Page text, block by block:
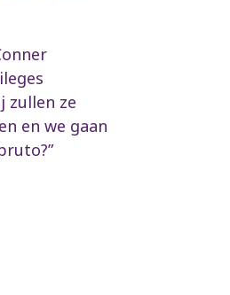
zullen ze
en we gaan